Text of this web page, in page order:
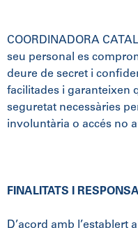
COORDINADORA
seu personal es
deure de secret i
facilitades i garanteixen
seguretat necessàries
involuntària o accés no
FINALITATS I
D’acord amb l’establert